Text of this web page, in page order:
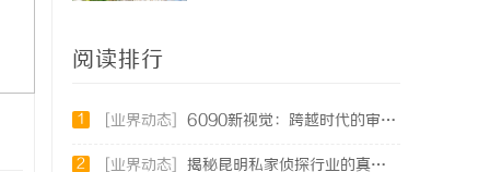
阅读排行
1 [业界动态] 6090新视觉：跨越时代的审美革新与文化传承
2 [业界动态] 揭秘昆明私家侦探行业的真实面貌与服务价值